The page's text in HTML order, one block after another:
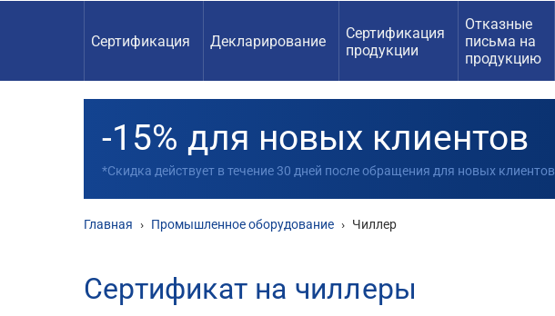
Сертификация Декларирование
Сертификация
продукции
Отказные
письма на
продукцию
-15% для новых клиентов
*Скидка действует в течение 30 дней после обращения для новых клиентов
Главная › Промышленное оборудование › Чиллер
Сертификат на чиллеры